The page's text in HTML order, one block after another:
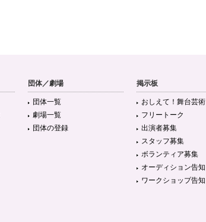
団体／劇場
団体一覧
劇場一覧
団体の登録
掲示板
おしえて！舞台芸術
フリートーク
出演者募集
スタッフ募集
ボランティア募集
オーディション告知
ワークショップ告知